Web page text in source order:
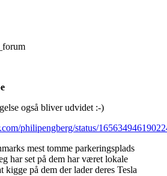
også bliver udvidet :-)
philipengberg/status/
mest tomme parkeringsplads
har set på dem har været lokale
kigge på dem der lader deres Tesla